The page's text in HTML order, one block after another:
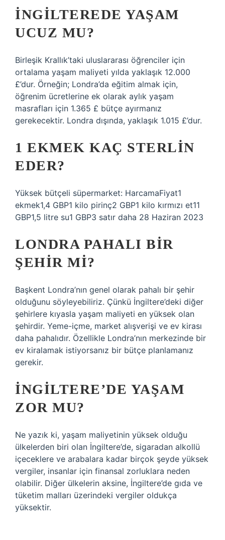
İNGILTEREDE YAŞAM
UCUZ MU?
Birleşik Krallık’taki uluslararası öğrenciler için
ortalama yaşam maliyeti yılda yaklaşık 12.000
£’dur. Örneğin; Londra’da eğitim almak için,
öğrenim ücretlerine ek olarak aylık yaşam
masrafları için 1.365 £ bütçe ayırmanız
gerekecektir. Londra dışında, yaklaşık 1.015 £’dur.
1 EKMEK KAÇ STERLIN
EDER?
Yüksek bütçeli süpermarket: HarcamaFiyat1
ekmek1,4 GBP1 kilo pirinç2 GBP1 kilo kırmızı et11
GBP1,5 litre su1 GBP3 satır daha 28 Haziran 2023
LONDRA PAHALI BIR
ŞEHIR MI?
Başkent Londra’nın genel olarak pahalı bir şehir
olduğunu söyleyebiliriz. Çünkü İngiltere’deki diğer
şehirlere kıyasla yaşam maliyeti en yüksek olan
şehirdir. Yeme-içme, market alışverişi ve ev kirası
daha pahalıdır. Özellikle Londra’nın merkezinde bir
ev kiralamak istiyorsanız bir bütçe planlamanız
gerekir.
İNGILTERE’DE YAŞAM
ZOR MU?
Ne yazık ki, yaşam maliyetinin yüksek olduğu
ülkelerden biri olan İngiltere’de, sigaradan alkollü
içeceklere ve arabalara kadar birçok şeyde yüksek
vergiler, insanlar için finansal zorluklara neden
olabilir. Diğer ülkelerin aksine, İngiltere’de gıda ve
tüketim malları üzerindeki vergiler oldukça
yüksektir.